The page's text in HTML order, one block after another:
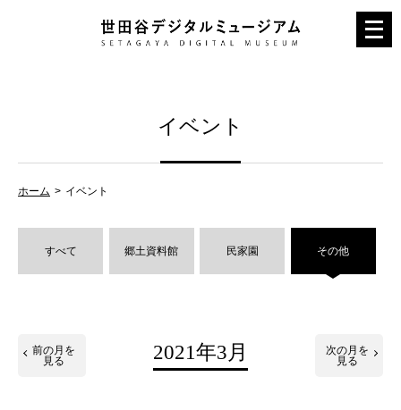
メ
ニ
イベント
ホーム イベント
すべて 郷土資料館 民家園 その他
2021年3月
前の月を
見る
次の月を
見る